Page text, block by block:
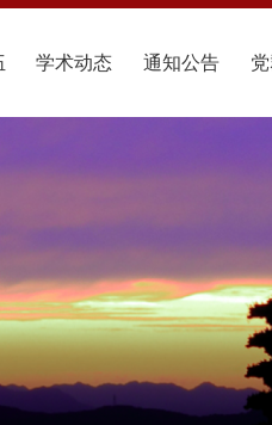
学术动态 通知公告